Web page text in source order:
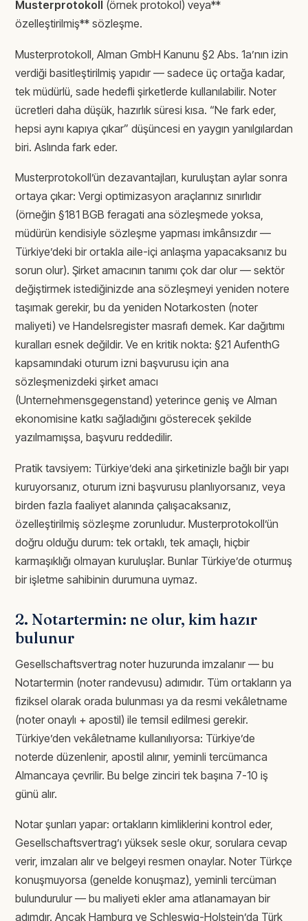
Musterprotokoll (örnek protokol) veya**
özelleştirilmiş** sözleşme.
Musterprotokoll, Alman GmbH Kanunu §2 Abs. 1a’nın izin
verdiği basitleştirilmiş yapıdır — sadece üç ortağa kadar,
tek müdürlü, sade hedefli şirketlerde kullanılabilir. Noter
ücretleri daha düşük, hazırlık süresi kısa. “Ne fark eder,
hepsi aynı kapıya çıkar” düşüncesi en yaygın yanılgılardan
biri. Aslında fark eder.
Musterprotokoll’ün dezavantajları, kuruluştan aylar sonra
ortaya çıkar: Vergi optimizasyon araçlarınız sınırlıdır
(örneğin §181 BGB feragati ana sözleşmede yoksa,
müdürün kendisiyle sözleşme yapması imkânsızdır —
Türkiye’deki bir ortakla aile-içi anlaşma yapacaksanız bu
sorun olur). Şirket amacının tanımı çok dar olur — sektör
değiştirmek istediğinizde ana sözleşmeyi yeniden notere
taşımak gerekir, bu da yeniden Notarkosten (noter
maliyeti) ve Handelsregister masrafı demek. Kar dağıtımı
kuralları esnek değildir. Ve en kritik nokta: §21 AufenthG
kapsamındaki oturum izni başvurusu için ana
sözleşmenizdeki şirket amacı
(Unternehmensgegenstand) yeterince geniş ve Alman
ekonomisine katkı sağladığını gösterecek şekilde
yazılmamışsa, başvuru reddedilir.
Pratik tavsiyem: Türkiye’deki ana şirketinizle bağlı bir yapı
kuruyorsanız, oturum izni başvurusu planlıyorsanız, veya
birden fazla faaliyet alanında çalışacaksanız,
özelleştirilmiş sözleşme zorunludur. Musterprotokoll’ün
doğru olduğu durum: tek ortaklı, tek amaçlı, hiçbir
karmaşıklığı olmayan kuruluşlar. Bunlar Türkiye’de oturmuş
bir işletme sahibinin durumuna uymaz.
2. Notartermin: ne olur, kim hazır
bulunur
Gesellschaftsvertrag noter huzurunda imzalanır — bu
Notartermin (noter randevusu) adımıdır. Tüm ortakların ya
fiziksel olarak orada bulunması ya da resmi vekâletname
(noter onaylı + apostil) ile temsil edilmesi gerekir.
Türkiye’den vekâletname kullanılıyorsa: Türkiye’de
noterde düzenlenir, apostil alınır, yeminli tercümanca
Almancaya çevrilir. Bu belge zinciri tek başına 7-10 iş
günü alır.
Notar şunları yapar: ortakların kimliklerini kontrol eder,
Gesellschaftsvertrag’ı yüksek sesle okur, sorulara cevap
verir, imzaları alır ve belgeyi resmen onaylar. Noter Türkçe
konuşmuyorsa (genelde konuşmaz), yeminli tercüman
bulundurulur — bu maliyeti ekler ama atlanamayan bir
adımdır. Ancak Hamburg ve Schleswig-Holstein’da Türk